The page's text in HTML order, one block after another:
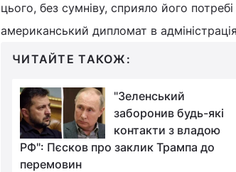
цього, без сумніву, сприяло його
американський дипломат в
ЧИТАЙТЕ ТАКОЖ:
"Зеленський
заборонив будь-які
контакти з владою
РФ": Пєсков про заклик Трампа до
перемовин